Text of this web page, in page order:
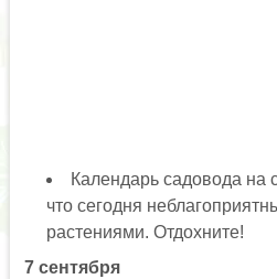
Календарь садовода на
что сегодня
растениями. Отдохните!
7 сентября